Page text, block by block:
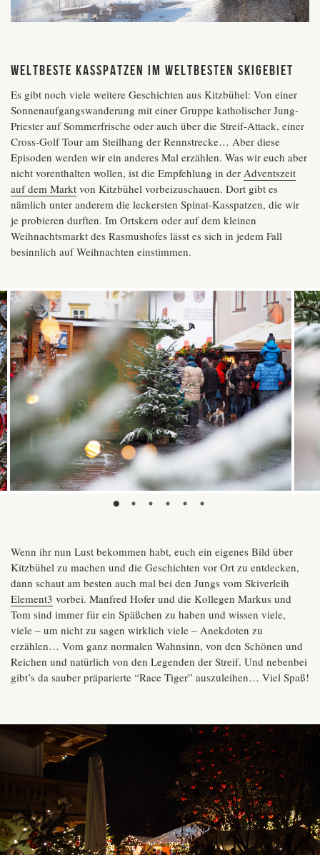
Weltbeste Kasspatzen im weltbesten Skigebiet
Es gibt noch viele weitere Geschichten aus Kitzbühel: Von einer
Sonnenaufgangswanderung mit einer Gruppe katholischer Jung-
Priester auf Sommerfrische oder auch über die Streif-Attack, einer
Cross-Golf Tour am Steilhang der Rennstrecke… Aber diese
Episoden werden wir ein anderes Mal erzählen. Was wir euch aber
nicht vorenthalten wollen, ist die Empfehlung in der Adventszeit
auf dem Markt von Kitzbühel vorbeizuschauen. Dort gibt es
nämlich unter anderem die leckersten Spinat-Kasspatzen, die wir
je probieren durften. Im Ortskern oder auf dem kleinen
Weihnachtsmarkt des Rasmushofes lässt es sich in jedem Fall
besinnlich auf Weihnachten einstimmen.
Wenn ihr nun Lust bekommen habt, euch ein eigenes Bild über
Kitzbühel zu machen und die Geschichten vor Ort zu entdecken,
dann schaut am besten auch mal bei den Jungs vom Skiverleih
Element3 vorbei. Manfred Hofer und die Kollegen Markus und
Tom sind immer für ein Späßchen zu haben und wissen viele,
viele – um nicht zu sagen wirklich viele – Anekdoten zu
erzählen… Vom ganz normalen Wahnsinn, von den Schönen und
Reichen und natürlich von den Legenden der Streif. Und nebenbei
gibt’s da sauber präparierte “Race Tiger” auszuleihen… Viel Spaß!